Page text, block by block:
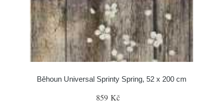
Běhoun Universal Sprinty Spring, 52 x 200 cm
859 Kč